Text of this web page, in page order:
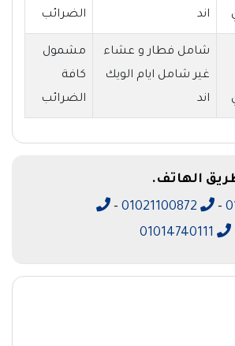
اند الضرائب
شامل فطار و عشاء
غير شامل ايام الويك
اند
مشمول
كافة
الضرائب
الهاتف.
-
-